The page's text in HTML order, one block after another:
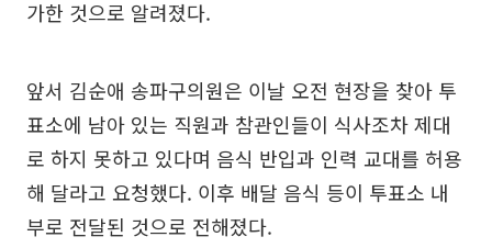
가한 것으로 알려졌다.
앞서 김순애 송파구의원은 이날 오전 현장을 찾아 투
표소에 남아 있는 직원과 참관인들이 식사조차 제대
로 하지 못하고 있다며 음식 반입과 인력 교대를 허용
해 달라고 요청했다. 이후 배달 음식 등이 투표소 내
부로 전달된 것으로 전해졌다.